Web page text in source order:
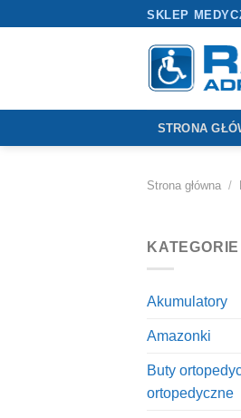
SKLEP
STRONA
Strona główna /
KATEGORIE
Akumulatory
Amazonki
Buty
ortopedyczne